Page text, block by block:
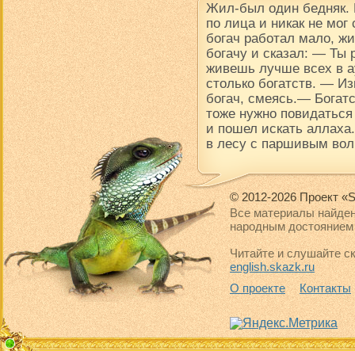
Жил-был один бедняк.
по лица и никак не
богач работал мало,
богачу и сказал: — Ты
живешь лучше всех в
столько богатств. —
богач, смеясь.—
тоже нужно
и пошел искать
в лесу с паршивым
© 2012-2026 Проект
Все материалы
народным достоянием
Читайте и слушайте
english.skazk.ru
О проекте
Контакты